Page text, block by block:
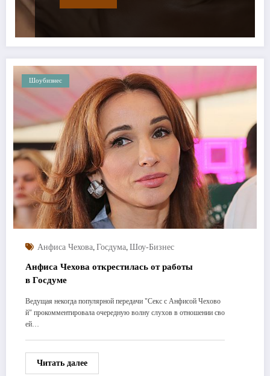
Шоубизнес
Анфиса Чехова, Госдума, Шоу-Бизнес
Анфиса Чехова открестилась от работы
в Госдуме
Ведущая некогда популярной передачи "Секс с Анфисой Чехово
й" прокомментировала очередную волну слухов в отношении сво
ей…
Читать далее